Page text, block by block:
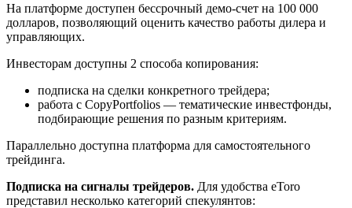
На платформе доступен бессрочный демо-счет на 100 000
долларов, позволяющий оценить качество работы дилера и
управляющих.
Инвесторам доступны 2 способа копирования:
подписка на сделки конкретного трейдера;
работа с CopyPortfolios — тематические инвестфонды,
подбирающие решения по разным критериям.
Параллельно доступна платформа для самостоятельного
трейдинга.
Подписка на сигналы трейдеров. Для удобства eToro
представил несколько категорий спекулянтов: